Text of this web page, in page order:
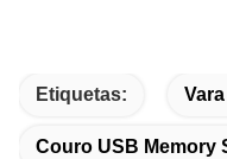
Etiquetas:
Couro USB Memory